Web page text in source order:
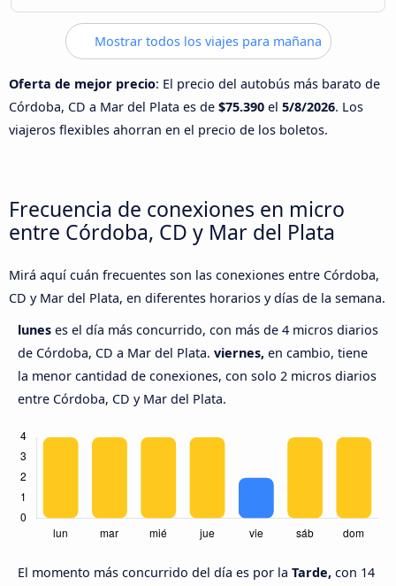
Mostrar todos los viajes para mañana
Oferta de mejor precio: El precio del autobús más barato de
Córdoba, CD a Mar del Plata es de $75.390 el 5/8/2026. Los
viajeros flexibles ahorran en el precio de los boletos.
Frecuencia de conexiones en micro
entre Córdoba, CD y Mar del Plata
Mirá aquí cuán frecuentes son las conexiones entre Córdoba,
CD y Mar del Plata, en diferentes horarios y días de la semana.
lunes es el día más concurrido, con más de 4 micros diarios
de Córdoba, CD a Mar del Plata. viernes, en cambio, tiene
la menor cantidad de conexiones, con solo 2 micros diarios
entre Córdoba, CD y Mar del Plata.
El momento más concurrido del día es por la Tarde, con 14